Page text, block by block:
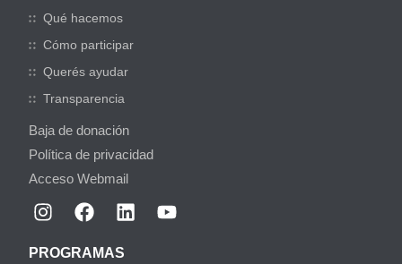
Qué hacemos
Cómo participar
Querés ayudar
Transparencia
Baja de donación
Política de privacidad
Acceso Webmail
PROGRAMAS